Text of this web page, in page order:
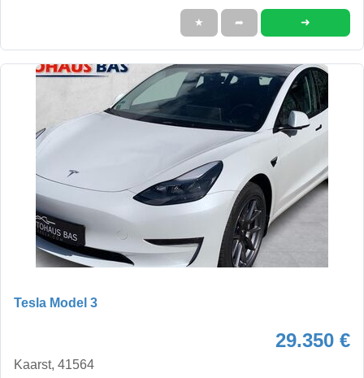
★ ➦ ➜
Tesla Model 3
29.350 €
Kaarst, 41564